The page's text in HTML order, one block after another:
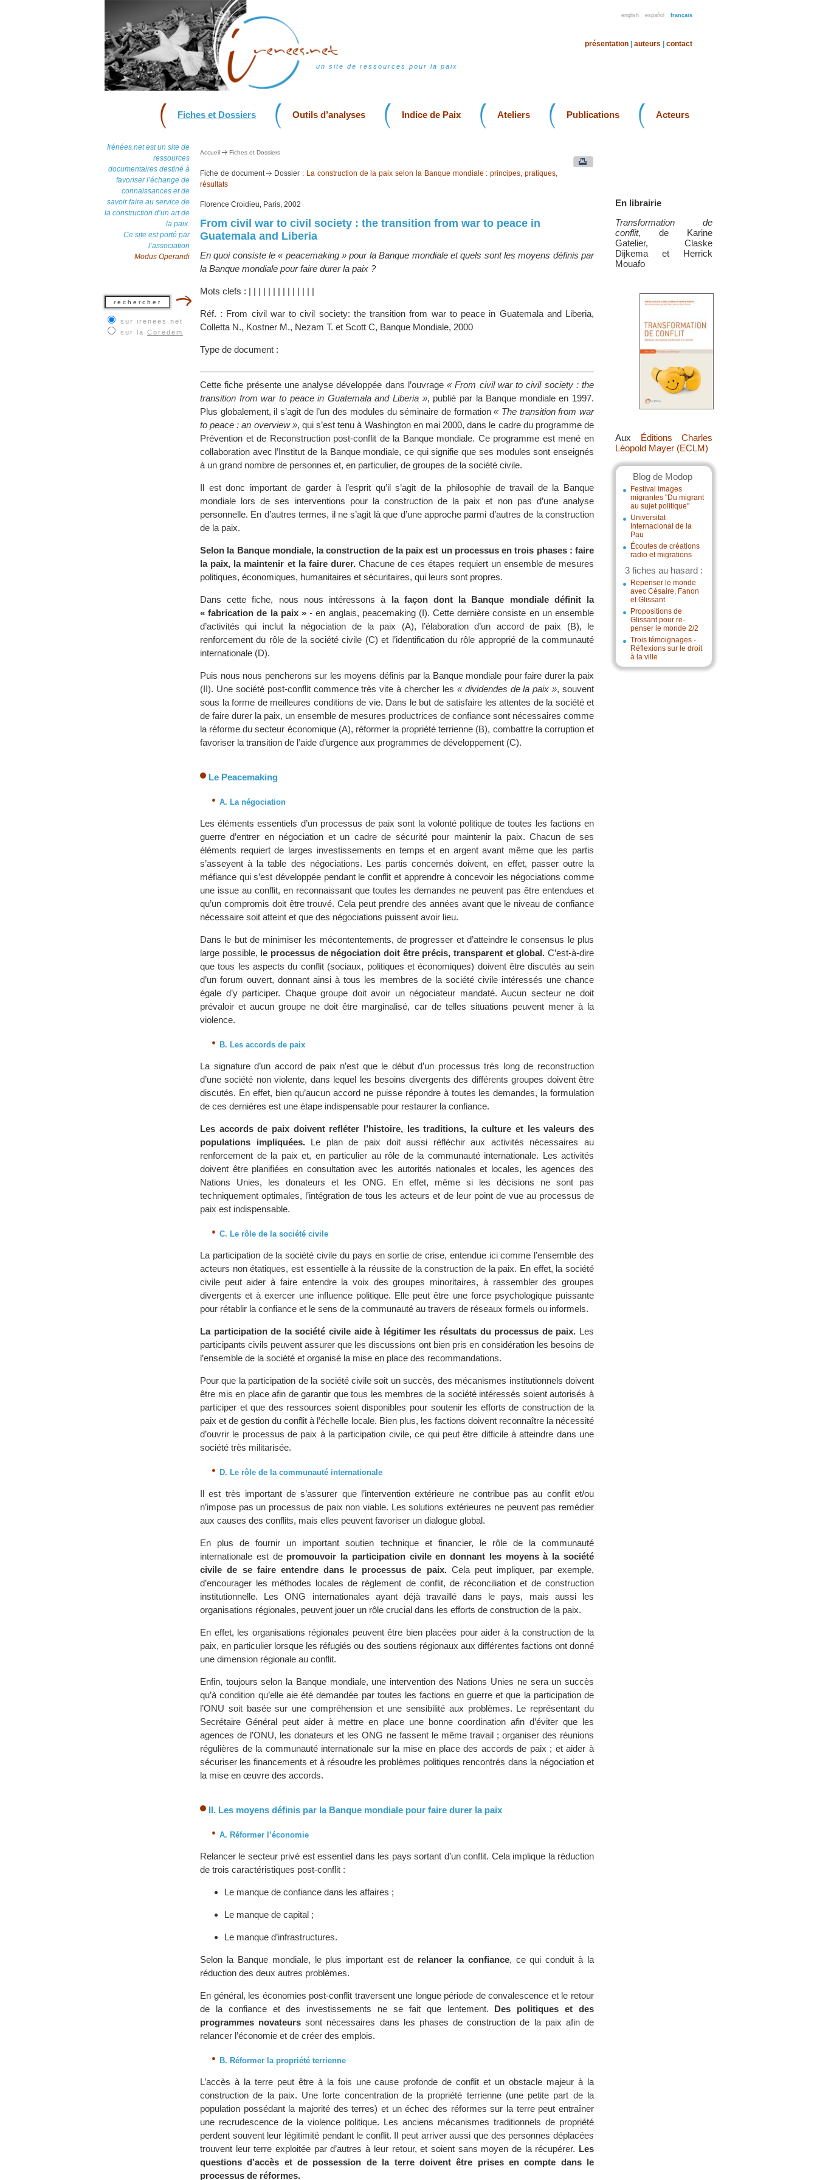
english español français
un site de ressources pour la paix
présentation auteurs contact
Fiches et Dossiers Outils d’analyses Indice de Paix Ateliers Publications Acteurs
Irénées.net est un site de
ressources
documentaires destiné à
favoriser l’échange de
connaissances et de
savoir faire au service de
la construction d’un art de
la paix.
Ce site est porté par
l’association
Modus Operandi
sur irenees.net
sur la Coredem
En librairie
Transformation de
conflit, de Karine
Gatelier, Claske
Dijkema et Herrick
Mouafo
Aux Éditions Charles
Léopold Mayer (ECLM)
Blog de Modop
Festival Images
migrantes "Du migrant
au sujet politique"
Universitat
Internacional de la
Pau
Écoutes de créations
radio et migrations
3 fiches au hasard :
Repenser le monde
avec Césaire, Fanon
et Glissant
Propositions de
Glissant pour re-
penser le monde 2/2
Trois témoignages -
Réflexions sur le droit
à la ville
Accueil Fiches et Dossiers
Fiche de document Dossier : La construction de la paix selon la Banque mondiale : principes, pratiques,
résultats
Florence Croidieu, Paris, 2002
From civil war to civil society : the transition from war to peace in
Guatemala and Liberia
En quoi consiste le « peacemaking » pour la Banque mondiale et quels sont les moyens définis par
la Banque mondiale pour faire durer la paix ?
Mots clefs : | | | | | | | | | | | | | |
Réf. : From civil war to civil society: the transition from war to peace in Guatemala and Liberia,
Colletta N., Kostner M., Nezam T. et Scott C, Banque Mondiale, 2000
Type de document :
Cette fiche présente une analyse développée dans l’ouvrage « From civil war to civil society : the
transition from war to peace in Guatemala and Liberia », publié par la Banque mondiale en 1997.
Plus globalement, il s’agit de l’un des modules du séminaire de formation« The transition from war
to peace : an overview », qui s’est tenu à Washington en mai 2000, dans le cadre du programme de
Prévention et de Reconstruction post-conflit de la Banque mondiale. Ce programme est mené en
collaboration avec l’Institut de la Banque mondiale, ce qui signifie que ses modules sont enseignés
à un grand nombre de personnes et, en particulier, de groupes de la société civile.
Il est donc important de garder à l’esprit qu’il s’agit de la philosophie de travail de la Banque
mondiale lors de ses interventions pour la construction de la paix et non pas d’une analyse
personnelle. En d’autres termes, il ne s’agit là que d’une approche parmi d’autres de la construction
de la paix.
Selon la Banque mondiale, la construction de la paix est un processus en trois phases : faire
la paix, la maintenir et la faire durer.Chacune de ces étapes requiert un ensemble de mesures
politiques, économiques, humanitaires et sécuritaires, qui leurs sont propres.
Dans cette fiche, nous nous intéressons à la façon dont la Banque mondiale définit la
« fabrication de la paix »- en anglais, peacemaking (I). Cette dernière consiste en un ensemble
d’activités qui inclut la négociation de la paix (A), l’élaboration d’un accord de paix (B), le
renforcement du rôle de la société civile (C) et l’identification du rôle approprié de la communauté
internationale (D).
Puis nous nous pencherons sur les moyens définis par la Banque mondiale pour faire durer la paix
(II). Une société post-conflit commence très vite à chercher les « dividendes de la paix », souvent
sous la forme de meilleures conditions de vie. Dans le but de satisfaire les attentes de la société et
de faire durer la paix, un ensemble de mesures productrices de confiance sont nécessaires comme
la réforme du secteur économique (A), réformer la propriété terrienne (B), combattre la corruption et
favoriser la transition de l’aide d’urgence aux programmes de développement (C).
Le Peacemaking
A. La négociation
Les éléments essentiels d’un processus de paix sont la volonté politique de toutes les factions en
guerre d’entrer en négociation et un cadre de sécurité pour maintenir la paix. Chacun de ses
éléments requiert de larges investissements en temps et en argent avant même que les partis
s’asseyent à la table des négociations. Les partis concernés doivent, en effet, passer outre la
méfiance qui s’est développée pendant le conflit et apprendre à concevoir les négociations comme
une issue au conflit, en reconnaissant que toutes les demandes ne peuvent pas être entendues et
qu’un compromis doit être trouvé. Cela peut prendre des années avant que le niveau de confiance
nécessaire soit atteint et que des négociations puissent avoir lieu.
Dans le but de minimiser les mécontentements, de progresser et d’atteindre le consensus le plus
large possible, le processus de négociation doit être précis, transparent et global. C’est-à-dire
que tous les aspects du conflit (sociaux, politiques et économiques) doivent être discutés au sein
d’un forum ouvert, donnant ainsi à tous les membres de la société civile intéressés une chance
égale d’y participer. Chaque groupe doit avoir un négociateur mandaté. Aucun secteur ne doit
prévaloir et aucun groupe ne doit être marginalisé, car de telles situations peuvent mener à la
violence.
B. Les accords de paix
La signature d’un accord de paix n’est que le début d’un processus très long de reconstruction
d’une société non violente, dans lequel les besoins divergents des différents groupes doivent être
discutés. En effet, bien qu’aucun accord ne puisse répondre à toutes les demandes, la formulation
de ces dernières est une étape indispensable pour restaurer la confiance.
Les accords de paix doivent refléter l’histoire, les traditions, la culture et les valeurs des
populations impliquées.Le plan de paix doit aussi réfléchir aux activités nécessaires au
renforcement de la paix et, en particulier au rôle de la communauté internationale. Les activités
doivent être planifiées en consultation avec les autorités nationales et locales, les agences des
Nations Unies, les donateurs et les ONG. En effet, même si les décisions ne sont pas
techniquement optimales, l’intégration de tous les acteurs et de leur point de vue au processus de
paix est indispensable.
C. Le rôle de la société civile
La participation de la société civile du pays en sortie de crise, entendue ici comme l’ensemble des
acteurs non étatiques, est essentielle à la réussite de la construction de la paix. En effet, la société
civile peut aider à faire entendre la voix des groupes minoritaires, à rassembler des groupes
divergents et à exercer une influence politique. Elle peut être une force psychologique puissante
pour rétablir la confiance et le sens de la communauté au travers de réseaux formels ou informels.
La participation de la société civile aide à légitimer les résultats du processus de paix. Les
participants civils peuvent assurer que les discussions ont bien pris en considération les besoins de
l’ensemble de la société et organisé la mise en place des recommandations.
Pour que la participation de la société civile soit un succès, des mécanismes institutionnels doivent
être mis en place afin de garantir que tous les membres de la société intéressés soient autorisés à
participer et que des ressources soient disponibles pour soutenir les efforts de construction de la
paix et de gestion du conflit à l’échelle locale. Bien plus, les factions doivent reconnaître la nécessité
d’ouvrir le processus de paix à la participation civile, ce qui peut être difficile à atteindre dans une
société très militarisée.
D. Le rôle de la communauté internationale
Il est très important de s’assurer que l’intervention extérieure ne contribue pas au conflit et/ou
n’impose pas un processus de paix non viable. Les solutions extérieures ne peuvent pas remédier
aux causes des conflits, mais elles peuvent favoriser un dialogue global.
En plus de fournir un important soutien technique et financier, le rôle de la communauté
internationale est de promouvoir la participation civile en donnant les moyens à la société
civile de se faire entendre dans le processus de paix.Cela peut impliquer, par exemple,
d’encourager les méthodes locales de règlement de conflit, de réconciliation et de construction
institutionnelle. Les ONG internationales ayant déjà travaillé dans le pays, mais aussi les
organisations régionales, peuvent jouer un rôle crucial dans les efforts de construction de la paix.
En effet, les organisations régionales peuvent être bien placées pour aider à la construction de la
paix, en particulier lorsque les réfugiés ou des soutiens régionaux aux différentes factions ont donné
une dimension régionale au conflit.
Enfin, toujours selon la Banque mondiale, une intervention des Nations Unies ne sera un succès
qu’à condition qu’elle aie été demandée par toutes les factions en guerre et que la participation de
l’ONU soit basée sur une compréhension et une sensibilité aux problèmes. Le représentant du
Secrétaire Général peut aider à mettre en place une bonne coordination afin d’éviter que les
agences de l’ONU, les donateurs et les ONG ne fassent le même travail ; organiser des réunions
régulières de la communauté internationale sur la mise en place des accords de paix ; et aider à
sécuriser les financements et à résoudre les problèmes politiques rencontrés dans la négociation et
la mise en œuvre des accords.
II. Les moyens définis par la Banque mondiale pour faire durer la paix
A. Réformer l’économie
Relancer le secteur privé est essentiel dans les pays sortant d’un conflit. Cela implique la réduction
de trois caractéristiques post-conflit :
Le manque de confiance dans les affaires ;
Le manque de capital ;
Le manque d’infrastructures.
Selon la Banque mondiale, le plus important est de relancer la confiance, ce qui conduit à la
réduction des deux autres problèmes.
En général, les économies post-conflit traversent une longue période de convalescence et le retour
de la confiance et des investissements ne se fait que lentement. Des politiques et des
programmes novateurs sont nécessaires dans les phases de construction de la paix afin de
relancer l’économie et de créer des emplois.
B. Réformer la propriété terrienne
L’accès à la terre peut être à la fois une cause profonde de conflit et un obstacle majeur à la
construction de la paix. Une forte concentration de la propriété terrienne (une petite part de la
population possédant la majorité des terres) et un échec des réformes sur la terre peut entraîner
une recrudescence de la violence politique. Les anciens mécanismes traditionnels de propriété
perdent souvent leur légitimité pendant le conflit. Il peut arriver aussi que des personnes déplacées
trouvent leur terre exploitée par d’autres à leur retour, et soient sans moyen de la récupérer. Les
questions d’accès et de possession de la terre doivent être prises en compte dans le
processus de réformes.